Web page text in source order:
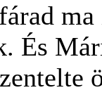
És